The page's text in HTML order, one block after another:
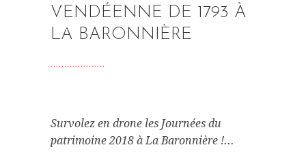
VENDÉENNE DE 1793 À
LA BARONNIÈRE
Survolez en drone les Journées du
patrimoine 2018 à La Baronnière !...